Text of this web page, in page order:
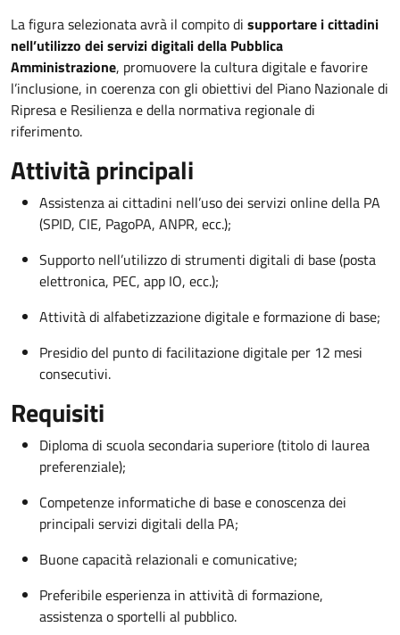
La figura selezionata avrà il compito di supportare i cittadini
nell’utilizzo dei servizi digitali della Pubblica
Amministrazione, promuovere la cultura digitale e favorire
l’inclusione, in coerenza con gli obiettivi del Piano Nazionale di
Ripresa e Resilienza e della normativa regionale di
riferimento.
Attività principali
Assistenza ai cittadini nell’uso dei servizi online della PA
(SPID, CIE, PagoPA, ANPR, ecc.);
Supporto nell’utilizzo di strumenti digitali di base (posta
elettronica, PEC, app IO, ecc.);
Attività di alfabetizzazione digitale e formazione di base;
Presidio del punto di facilitazione digitale per 12 mesi
consecutivi.
Requisiti
Diploma di scuola secondaria superiore (titolo di laurea
preferenziale);
Competenze informatiche di base e conoscenza dei
principali servizi digitali della PA;
Buone capacità relazionali e comunicative;
Preferibile esperienza in attività di formazione,
assistenza o sportelli al pubblico.